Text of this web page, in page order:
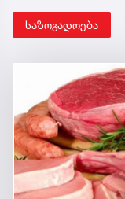
საზოგადოება